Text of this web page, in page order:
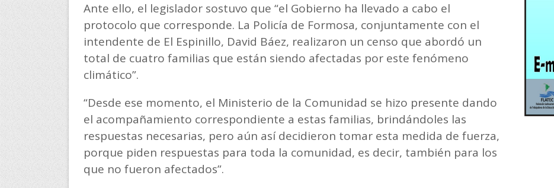
Ante ello, el legislador sostuvo que “el Gobierno ha llevado a cabo el
protocolo que corresponde. La Policía de Formosa, conjuntamente con el
intendente de El Espinillo, David Báez, realizaron un censo que abordó un
total de cuatro familias que están siendo afectadas por este fenómeno
climático”.
“Desde ese momento, el Ministerio de la Comunidad se hizo presente dando
el acompañamiento correspondiente a estas familias, brindándoles las
respuestas necesarias, pero aún así decidieron tomar esta medida de fuerza,
porque piden respuestas para toda la comunidad, es decir, también para los
que no fueron afectados”.